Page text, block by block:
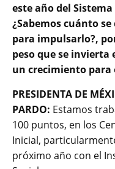
este año del
¿Sabemos cuánto
para impulsarlo?,
peso que se invierta
un crecimiento para
PRESIDENTA DE
PARDO: Estamos
100 puntos, en los
Inicial,
próximo año con el